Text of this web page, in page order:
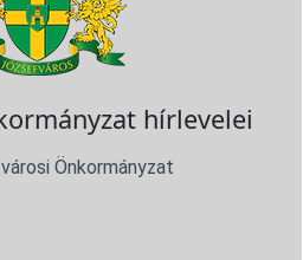
hírlevelei
Önkormányzat